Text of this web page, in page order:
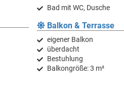
Bad mit WC, Dusche
Balkon & Terrasse
eigener Balkon
überdacht
Bestuhlung
Balkongröße: 3 m²